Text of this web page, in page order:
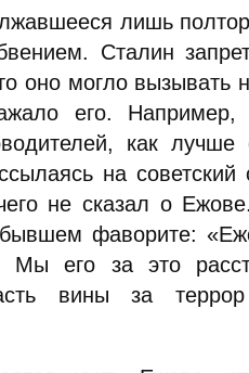
лишь
Сталин
оно могло вызывать
его.
как лучше
на
не сказал о Ежове
фаворите:
Мы его за это
вины за